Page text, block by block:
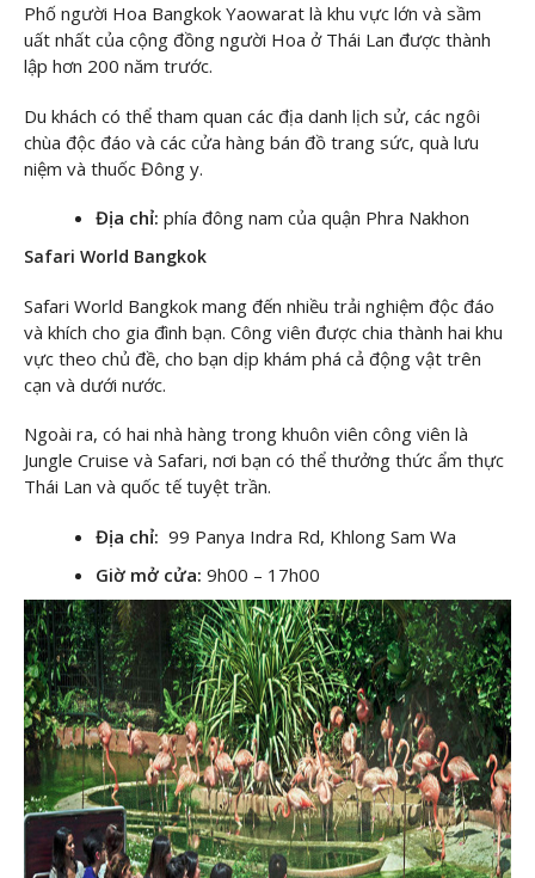
Phố người Hoa Bangkok Yaowarat là khu vực lớn và sầm
uất nhất của cộng đồng người Hoa ở Thái Lan được thành
lập hơn 200 năm trước.
Du khách có thể tham quan các địa danh lịch sử, các ngôi
chùa độc đáo và các cửa hàng bán đồ trang sức, quà lưu
niệm và thuốc Đông y.
Địa chỉ: phía đông nam của quận Phra Nakhon
Safari World Bangkok
Safari World Bangkok mang đến nhiều trải nghiệm độc đáo
và khích cho gia đình bạn. Công viên được chia thành hai khu
vực theo chủ đề, cho bạn dịp khám phá cả động vật trên
cạn và dưới nước.
Ngoài ra, có hai nhà hàng trong khuôn viên công viên là
Jungle Cruise và Safari, nơi bạn có thể thưởng thức ẩm thực
Thái Lan và quốc tế tuyệt trần.
Địa chỉ: 99 Panya Indra Rd, Khlong Sam Wa
Giờ mở cửa: 9h00 – 17h00